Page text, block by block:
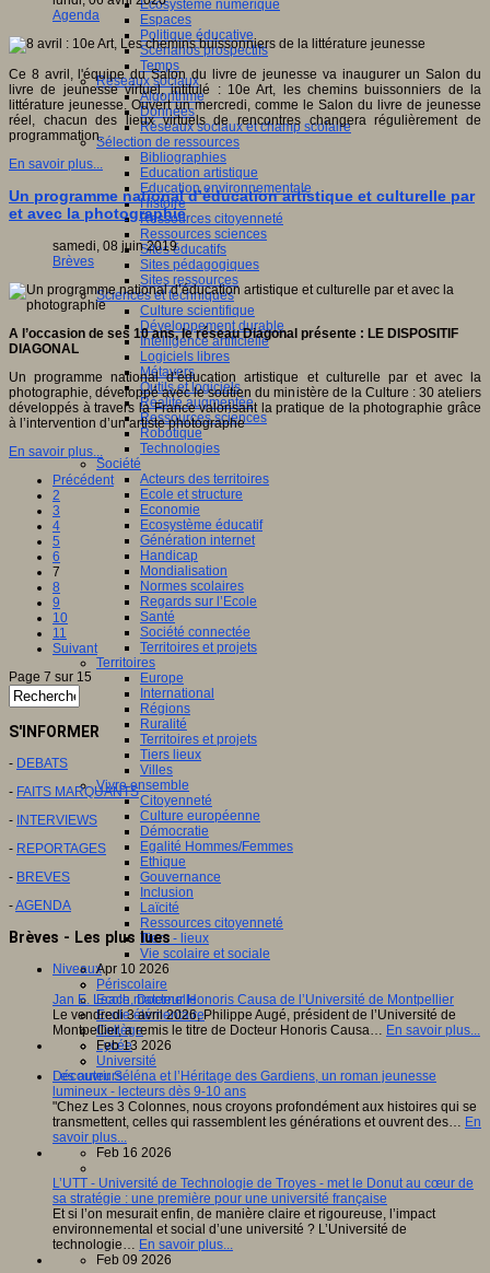
Ecosystème numérique
Espaces
Politique éducative
Scénarios prospectifs
Temps
Réseaux sociaux
Algorithme
Données
Réseaux sociaux et champ scolaire
Sélection de ressources
Bibliographies
Education artistique
Education environnementale
Histoire
Ressources citoyenneté
Ressources sciences
Sites éducatifs
Sites pédagogiques
Sites ressources
Sciences et techniques
Culture scientifique
Développement durable
Intelligence artificielle
Logiciels libres
Métavers
Outils et logiciels
Réalité augmentée
Ressources sciences
Robotique
Technologies
Société
Acteurs des territoires
Ecole et structure
Economie
Ecosystème éducatif
Génération internet
Handicap
Mondialisation
Normes scolaires
Regards sur l’Ecole
Santé
Société connectée
Territoires et projets
Territoires
Europe
International
Régions
Ruralité
Territoires et projets
Tiers lieux
Villes
Vivre ensemble
Citoyenneté
Culture européenne
Démocratie
Egalité Hommes/Femmes
Ethique
Gouvernance
Inclusion
Laïcité
Ressources citoyenneté
Tiers - lieux
Vie scolaire et sociale
Niveaux
Périscolaire
Ecole maternelle
Ecole élémentaire
Collège
Lycée
Université
Les auteurs
Agenda
Ce 8 avril, l'équipe du Salon du livre de jeunesse va inaugurer un Salon du
livre de jeunesse virtuel, intitulé : 10e Art, les chemins buissonniers de la
littérature jeunesse. Ouvert un mercredi, comme le Salon du livre de jeunesse
réel, chacun des lieux virtuels de rencontres changera régulièrement de
programmation.
En savoir plus...
Un programme national d’éducation artistique et culturelle par
et avec la photographie
samedi, 08 juin 2019
Brèves
A l’occasion de ses 10 ans, le réseau Diagonal présente : LE DISPOSITIF
DIAGONAL
Un programme national d’éducation artistique et culturelle par et avec la
photographie, développé avec le soutien du ministère de la Culture : 30 ateliers
développés à travers la France valorisant la pratique de la photographie grâce
à l’intervention d’un artiste photographe
En savoir plus...
Précédent
2
3
4
5
6
7
8
9
10
11
Suivant
Page 7 sur 15
S'INFORMER
- DEBATS
- FAITS MARQUANTS
- INTERVIEWS
- REPORTAGES
- BREVES
-AGENDA
Brèves - Les plus lues
Apr 10 2026
Jan E. Leach, Docteur Honoris Causa de l’Université de Montpellier
Le vendredi 3 avril 2026, Philippe Augé, président de l’Université de
Montpellier, a remis le titre de Docteur Honoris Causa… En savoir plus...
Feb 13 2026
Découvrir Séléna et l’Héritage des Gardiens, un roman jeunesse
lumineux - lecteurs dès 9-10 ans
"Chez Les 3 Colonnes, nous croyons profondément aux histoires qui se
transmettent, celles qui rassemblent les générations et ouvrent des… En
savoir plus...
Feb 16 2026
L’UTT - Université de Technologie de Troyes - met le Donut au cœur de
sa stratégie : une première pour une université française
Et si l’on mesurait enfin, de manière claire et rigoureuse, l’impact
environnemental et social d’une université ? L’Université de
technologie… En savoir plus...
Feb 09 2026